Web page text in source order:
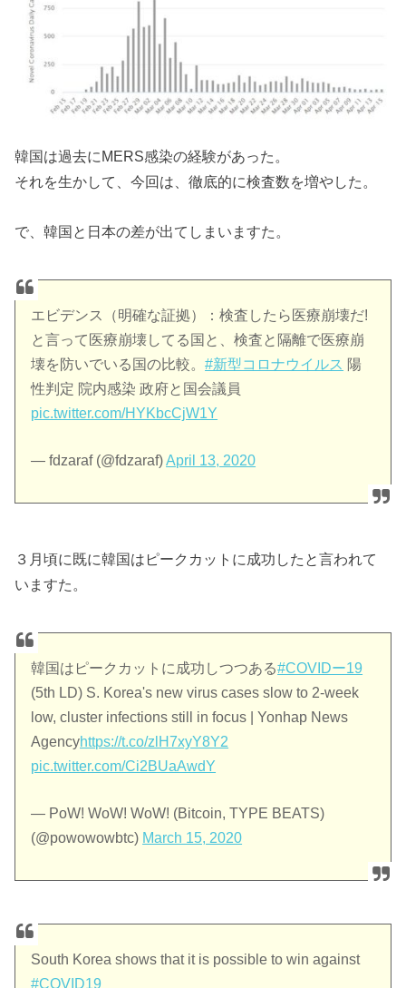
韓国は過去にMERS感染の経験があった。
それを生かして、今回は、徹底的に検査数を増やした。
で、韓国と日本の差が出てしまいますた。
エビデンス（明確な証拠）：検査したら医療崩壊だ!
と言って医療崩壊してる国と、検査と隔離で医療崩
壊を防いでいる国の比較。#新型コロナウイルス 陽
性判定 院内感染 政府と国会議員
pic.twitter.com/HYKbcCjW1Y
— fdzaraf (@fdzaraf)April 13, 2020
３月頃に既に韓国はピークカットに成功したと言われて
いますた。
韓国はピークカットに成功しつつある#COVIDー19
(5th LD) S. Korea's new virus cases slow to 2-week
low, cluster infections still in focus | Yonhap News
Agencyhttps://t.co/zlH7xyY8Y2
pic.twitter.com/Ci2BUaAwdY
— PoW! WoW! WoW! (Bitcoin, TYPE BEATS)
(@powowowbtc) March 15, 2020
South Korea shows that it is possible to win against
#COVID19